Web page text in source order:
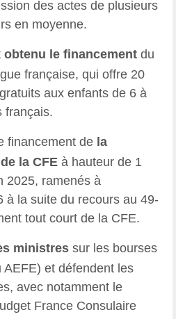
des actes de plusieurs
en moyenne.
obtenu le financement du
française, qui offre 20
aux enfants de 6 à
français.
financement de la
la CFE à hauteur de 1
2025, ramenés à
à la suite du recours au 49-
tout court de la CFE.
ministres sur les bourses
AEFE) et défendent les
avec notamment le
France Consulaire